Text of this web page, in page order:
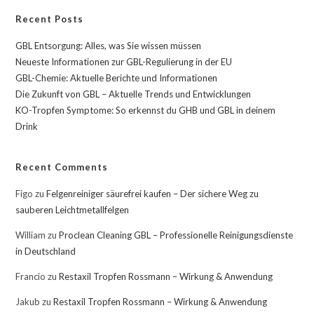
Recent Posts
GBL Entsorgung: Alles, was Sie wissen müssen
Neueste Informationen zur GBL-Regulierung in der EU
GBL-Chemie: Aktuelle Berichte und Informationen
Die Zukunft von GBL – Aktuelle Trends und Entwicklungen
KO-Tropfen Symptome: So erkennst du GHB und GBL in deinem
Drink
Recent Comments
Figo zuFelgenreiniger säurefrei kaufen – Der sichere Weg zu
sauberen Leichtmetallfelgen
William zuProclean Cleaning GBL – Professionelle Reinigungsdienste
in Deutschland
Francio zuRestaxil Tropfen Rossmann – Wirkung & Anwendung
Jakub zuRestaxil Tropfen Rossmann – Wirkung & Anwendung